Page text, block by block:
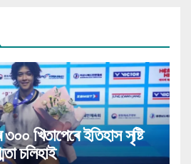
৩০০ খিতাপেৰে ইতিহাস সৃষ্টি
চলিহাই